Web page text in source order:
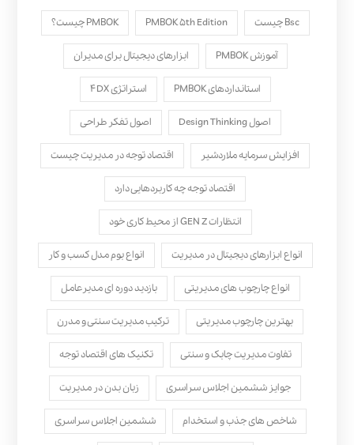
Bsc چیست PMBOK ۵th Edition PMBOK چیست؟
آموزش PMBOK ابزارهای دیجیتال برای مدیران
استانداردهای PMBOK استراتژی ۴DX
اصول Design Thinking اصول تفکر طراحی
افزایش سرمایه ملاردشیر اقتصاد توجه در مدیریت چیست
اقتصاد توجه چه کاربردهایی دارد
انتظارات GEN Z از محیط کاری خود
انواع ابزارهای دیجیتال در مدیریت انواع بوم مدل کسب‌ و کار
انواع چارچوب های مدیریتی بازدید دوره ای مدیرعامل
بهترین چارچوب مدیریتی ترکیب مدیریت سنتی و مدرن
تفاوت مدیریت چابک و سنتی تکنیک های اقتصاد توجه
جوایز ششمین اجلاس سراسری زبان بدن در مدیریت
شاخص های جذب و استخدام ششمین اجلاس سراسری